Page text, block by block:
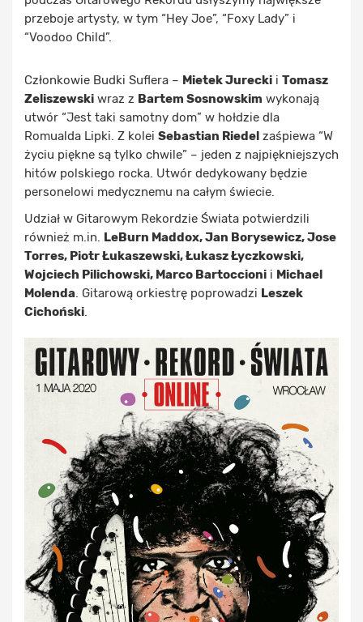
przeboje artysty, w tym “Hey Joe”, “Foxy Lady” i
“Voodoo Child”.
Członkowie Budki Suflera – Mietek Jurecki i Tomasz
Zeliszewski wraz z Bartem Sosnowskim wykonają
utwór “Jest taki samotny dom” w hołdzie dla
Romualda Lipki. Z kolei Sebastian Riedel zaśpiewa “W
życiu piękne są tylko chwile” – jeden z najpiękniejszych
hitów polskiego rocka. Utwór dedykowany będzie
personelowi medycznemu na całym świecie.
Udział w Gitarowym Rekordzie Świata potwierdzili
również m.in. LeBurn Maddox, Jan Borysewicz, Jose
Torres, Piotr Łukaszewski, Łukasz Łyczkowski,
Wojciech Pilichowski, Marco Bartoccioni i Michael
Molenda. Gitarową orkiestrę poprowadzi Leszek
Cichoński.